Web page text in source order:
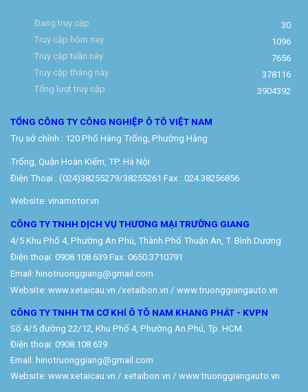
Đang truy cập
30
Truy cập hôm nay
1096
Truy cập tuần này
7656
Truy cập tháng này
378116
Tổng lượt truy cập
3904392
TỔNG CÔNG TY CÔNG NGHIỆP Ô TÔ VIỆT NAM
Trụ sở chính : 120 Phố Hàng Trống, Phường Hàng
Trống, Quận Hoàn Kiếm, TP. Hà Nội
Điện Thoại : (024)38255279/38255261 Fax : 024.38256856
Website: vinamotor.vn
CÔNG TY TNHH DỊCH VỤ THƯƠNG MẠI TRƯỜNG GIANG
4/5 Khu Phố 4, Phường An Phú, Thành Phố Thuận An, T. Bình Dương
Điện thoại: 0908.108.639 Fax: 0650.3710791
Email: hinotruonggiang@gmail.com
Website: www.xetaicau.vn /xetaibon.vn / www.truonggiangauto.vn
CÔNG TY TNHH TM CƠ KHÍ Ô TÔ NAM KHANG PHÁT - KVPN
Số 4/5 đường 22/12, Khu Phố 4, Phường An Phú, Tp. HCM.
Điện thoại: 0908.108.639
Email: hinotruonggiang@gmail.com
Website: www.xetaicau.vn / xetaibon.vn / www.truonggiangauto.vn